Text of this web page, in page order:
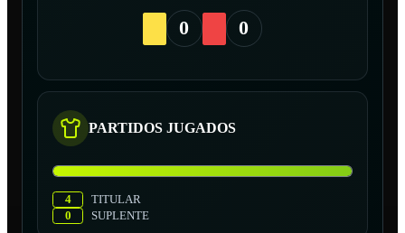
0 0
PARTIDOS JUGADOS
4
TITULAR
0
SUPLENTE